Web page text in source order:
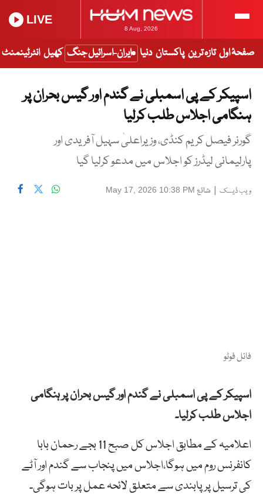
8 Aug, 2026
LIVE
صفحۂ اول تازہ ترین پاکستان دنیا ایران-اسرائیل جنگ کھیل انٹرٹینمنٹ
اسپیکر کے پی اسمبلی نے گندم اور گیس بحران پر
ہنگامی اجلاس طلب کرلیا
گورنر فیصل کریم کنڈی، وزیراعلیٰ سہیل آفریدی اور
پارلیمانی لیڈرز کو اجلاس میں مدعو کرلیا گیا
ویب ڈیسک | شائع May 17, 2026 10:38 PM
فائل فوٹو
اسپیکر کے پی اسمبلی نے گندم اور گیس بحران پر ہنگامی
اجلاس طلب کرلیا۔
اعلامیہ کے مطابق اجلاس کل صبح 11 بجے رحمان بابا
کانفرنس روم میں ہوگا،اجلاس میں پنجاب سے گندم اور آٹے
کی ترسیل پر پابندی سے متعلق لائحہ عمل پر بات ہوگی۔